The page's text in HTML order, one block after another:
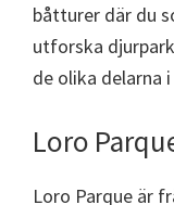
båtturer där du
utforska
de olika delarna
Loro
Loro Parque är